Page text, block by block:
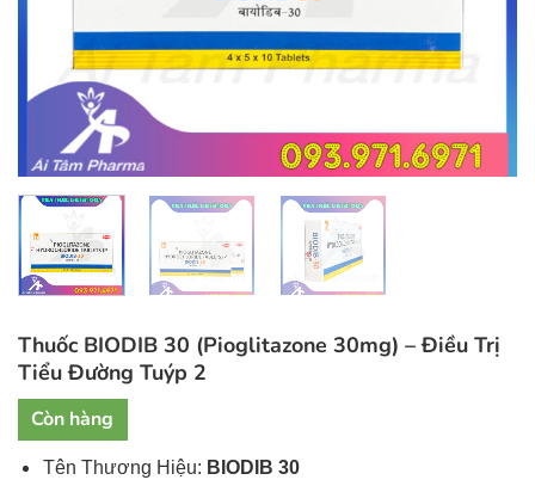
Thuốc BIODIB 30 (Pioglitazone 30mg) – Điều Trị
Tiểu Đường Tuýp 2
Còn hàng
Tên Thương Hiệu: BIODIB 30